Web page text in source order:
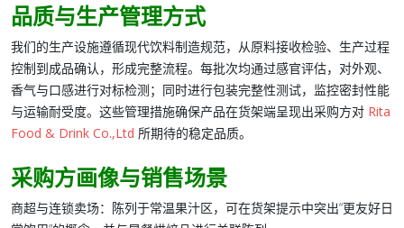
品质与生产管理方式
我们的生产设施遵循现代饮料制造规范，从原料接收检验、生产过程
控制到成品确认，形成完整流程。每批次均通过感官评估，对外观、
香气与口感进行对标检测；同时进行包装完整性测试，监控密封性能
与运输耐受度。这些管理措施确保产品在货架端呈现出采购方对 Rita
Food & Drink Co.,Ltd 所期待的稳定品质。
采购方画像与销售场景
商超与连锁卖场：陈列于常温果汁区，可在货架提示中突出“更友好日